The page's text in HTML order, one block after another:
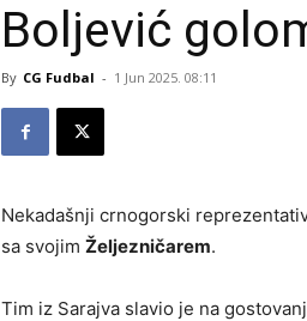
Boljević
By CG Fudbal - 1 Jun 2025. 08:11
Nekadašnji crnogorski
sa svojim Željezničarem.
Tim iz Sarajva slavio je na